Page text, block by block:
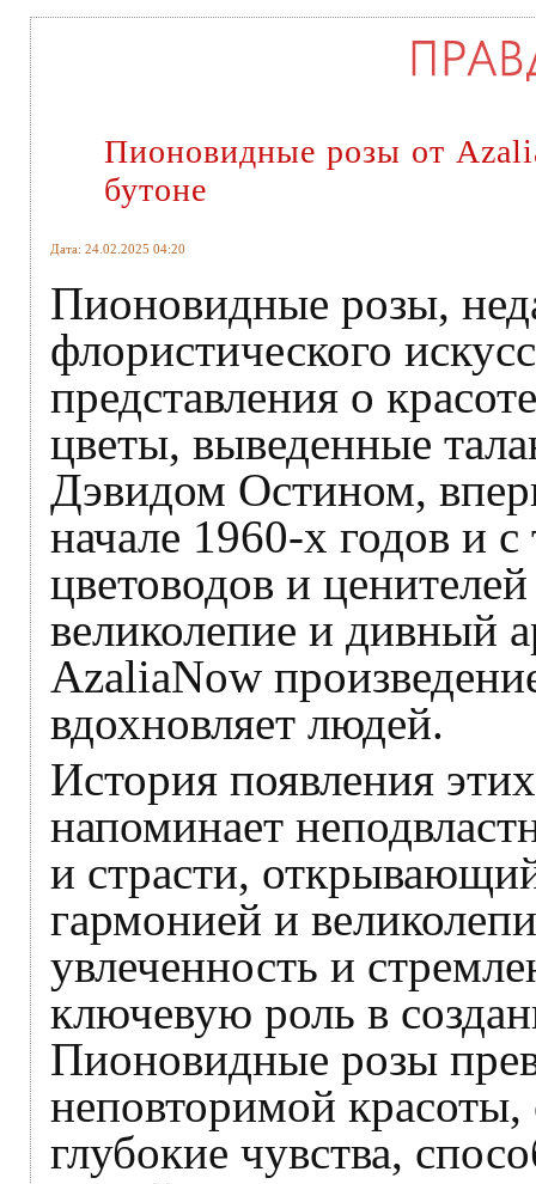
Пионовидные розы от
бутоне
Дата: 24.02.2025 04:20
Пионовидные розы,
флористического
представления о
цветы, выведенные
Дэвидом Остином,
начале 1960-х годов и с
цветоводов и
великолепие и дивный
AzaliaNow
вдохновляет людей.
История появления
напоминает
и страсти,
гармонией и
увлеченность и
ключевую роль в
Пионовидные розы
неповторимой
глубокие чувства,